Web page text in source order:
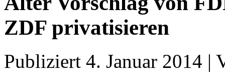
ZDF privatisieren
Publiziert 4. Januar 2014 |